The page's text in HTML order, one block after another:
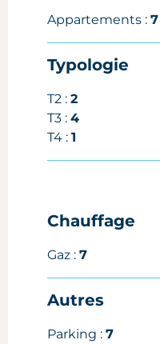
Appartements :7
Typologie
T2 :2
T3 :4
T4 :1
Chauffage
Gaz :7
Autres
Parking :7